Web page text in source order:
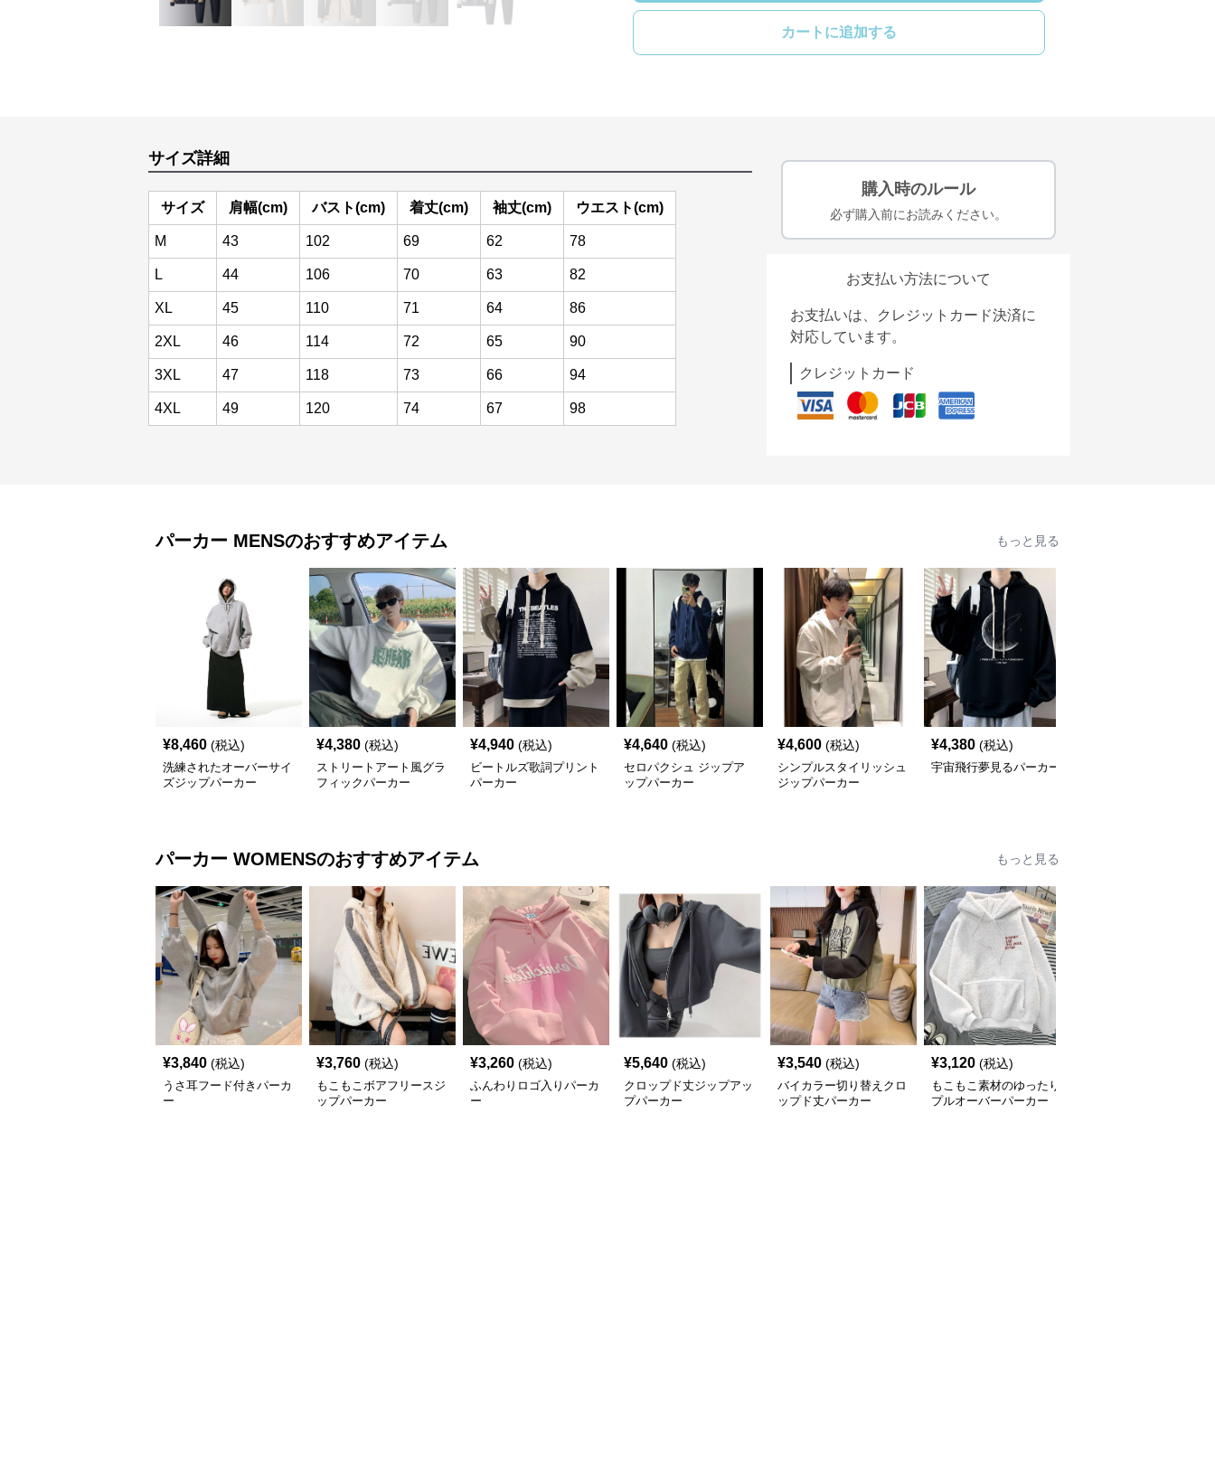
カートに追加する
サイズ詳細
サイズ 肩幅(cm) バスト(cm) 着丈(cm) 袖丈(cm) ウエスト(cm)
M 43 102 69 62 78
L 44 106 70 63 82
XL 45 110 71 64 86
2XL 46 114 72 65 90
3XL 47 118 73 66 94
4XL 49 120 74 67 98
購入時のルール
必ず購入前にお読みください。
お支払い方法について
お支払いは、クレジットカード決済に
対応しています。
クレジットカード
パーカー MENSのおすすめアイテム もっと見る
¥8,460 (税込)
洗練されたオーバーサイ
ズジップパーカー
¥4,380 (税込)
ストリートアート風グラ
フィックパーカー
¥4,940 (税込)
ビートルズ歌詞プリント
パーカー
¥4,640 (税込)
セロパクシュ ジップア
ップパーカー
¥4,600 (税込)
シンプルスタイリッシュ
ジップパーカー
¥4,380 (税込)
宇宙飛行夢見るパーカー
パーカー WOMENSのおすすめアイテム もっと見る
¥3,840 (税込)
うさ耳フード付きパーカ
ー
¥3,760 (税込)
もこもこボアフリースジ
ップパーカー
¥3,260 (税込)
ふんわりロゴ入りパーカ
ー
¥5,640 (税込)
クロップド丈ジップアッ
プパーカー
¥3,540 (税込)
バイカラー切り替えクロ
ップド丈パーカー
¥3,120 (税込)
もこもこ素材のゆったり
プルオーバーパーカー